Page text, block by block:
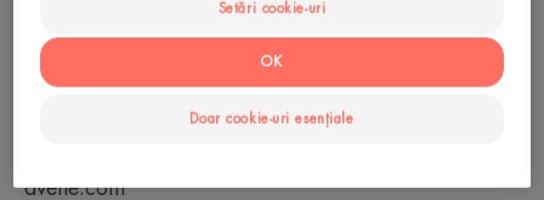
100% fotostabilă*Rezistentă la apăFormulată
pentru a limita impactul asupra ecosistemelor
marine**Necomedogenică.
avene.com
Setări cookie-uri
Doar cookie-uri esențiale
OK